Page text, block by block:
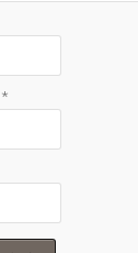
*